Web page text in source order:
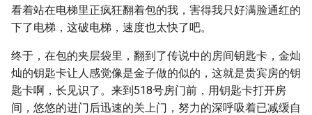
看着站在电梯里正疯狂翻着包的我，害得我只好满脸通红的
下了电梯，这破电梯，速度也太快了吧。
终于，在包的夹层袋里，翻到了传说中的房间钥匙卡，金灿
灿的钥匙卡让人感觉像是金子做的似的，这就是贵宾房的钥
匙卡啊，长见识了。来到518号房门前，用钥匙卡打开房
间，悠悠的进门后迅速的关上门，努力的深呼吸着已减缓自